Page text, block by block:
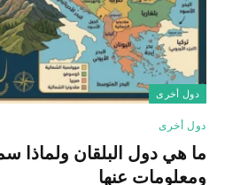
دول أخرى
دول أخرى
ما هي دول البلقان ولماذا
ومعلومات عنها